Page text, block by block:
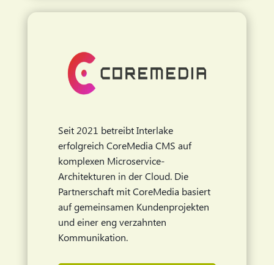
Seit 2021 betreibt Interlake
erfolgreich CoreMedia CMS auf
komplexen Microservice-
Architekturen in der Cloud. Die
Partnerschaft mit CoreMedia basiert
auf gemeinsamen Kundenprojekten
und einer eng verzahnten
Kommunikation.